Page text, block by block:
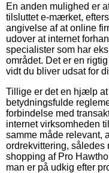
En anden mulighed er
tilsluttet e-mærket,
angivelse af at online
udover at internet
specialister som har
området. Det er en
vidt du bliver udsat for
Tillige er det en hjælp
betydningsfulde
forbindelse med
internet virksomheden
samme måde relevant,
ordrekvittering,
shopping af Pro
man er på udkig efter